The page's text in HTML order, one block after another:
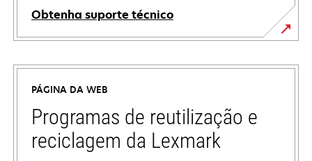
Obtenha suporte técnico
abre
em
nova
guia
PÁGINA DA WEB
Programas de reutilização e
reciclagem da Lexmark